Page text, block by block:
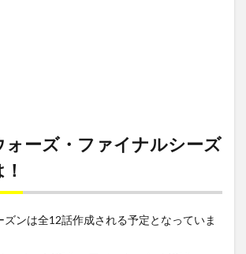
ォーズ・ファイナルシーズ
ズンは全12話作成される予定となっていま